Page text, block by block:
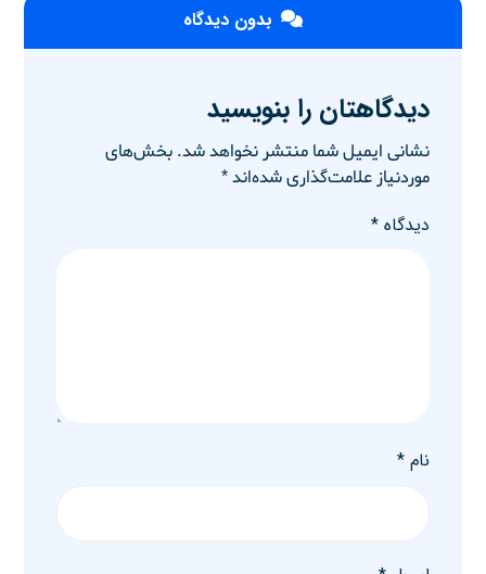
بدون دیدگاه
دیدگاهتان را بنویسید
نشانی ایمیل شما منتشر نخواهد شد. بخش‌های
موردنیاز علامت‌گذاری شده‌اند*
دیدگاه*
نام*